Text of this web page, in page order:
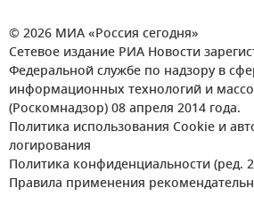
© 2026 МИА «Россия сегодня»
Сетевое издание РИА Новости
Федеральной службе по надзору в
информационных технологий и
(Роскомнадзор) 08 апреля 2014 года.
Политика использования Cookie и
логирования
Политика конфиденциальности (ред.
Правила применения